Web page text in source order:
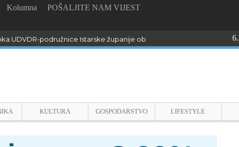
Kolumna
POŠALJITE NAM VIJEST
UDVDR-podružnice Istarske županije obilježili Dan pobjede i
KULTURA GOSPODARSTVO LIFESTYLE